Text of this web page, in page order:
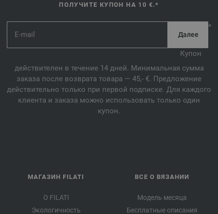
ПОЛУЧИТЕ КУПОН НА 10 €.*
*
Купон
действителен в течение 14 дней. Минимальная сумма
заказа после возврата товара — 45,- €. Предложение
действительно только при первой подписке. Для каждого
клиента и заказа можно использовать только один
купон.
МАГАЗИН FILATI
О FILATI
Экологичность
ВСЕ О ВЯЗАНИИ
Модель месяца
Бесплатные описания